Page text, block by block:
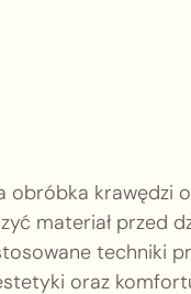
obróbka krawędzi
materiał przed
techniki
oraz